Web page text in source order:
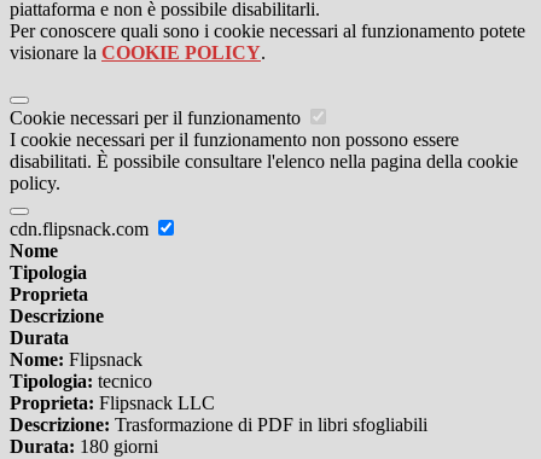
piattaforma e non è possibile disabilitarli.
Per conoscere quali sono i cookie necessari al funzionamento potete
visionare la COOKIE POLICY.
Cookie necessari per il funzionamento
I cookie necessari per il funzionamento non possono essere
disabilitati. È possibile consultare l'elenco nella pagina della cookie
policy.
cdn.flipsnack.com
Nome
Tipologia
Proprieta
Descrizione
Durata
Nome: Flipsnack
Tipologia: tecnico
Proprieta: Flipsnack LLC
Descrizione: Trasformazione di PDF in libri sfogliabili
Durata: 180 giorni